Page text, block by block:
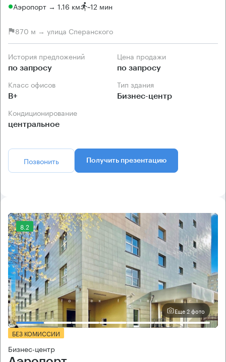
Аэропорт → 1.16 км ~12 мин
870 м → улица Сперанского
История предложений
по запросу
Цена продажи
по запросу
Класс офисов
B+
Тип здания
Бизнес-центр
Кондиционирование
центральное
Позвонить Получить презентацию
8.2
Еще 2 фото
БЕЗ КОМИССИИ
Бизнес-центр